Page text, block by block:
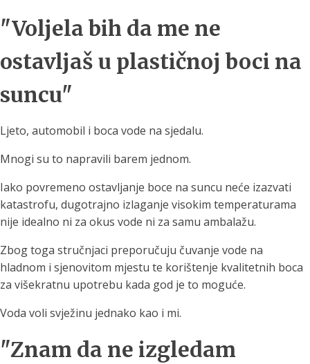
"Voljela bih da me ne
ostavljaš u plastičnoj boci na
suncu"
Ljeto, automobil i boca vode na sjedalu.
Mnogi su to napravili barem jednom.
Iako povremeno ostavljanje boce na suncu neće izazvati
katastrofu, dugotrajno izlaganje visokim temperaturama
nije idealno ni za okus vode ni za samu ambalažu.
Zbog toga stručnjaci preporučuju čuvanje vode na
hladnom i sjenovitom mjestu te korištenje kvalitetnih boca
za višekratnu upotrebu kada god je to moguće.
Voda voli svježinu jednako kao i mi.
"Znam da ne izgledam